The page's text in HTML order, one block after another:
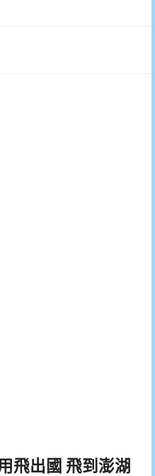
飛出國 飛到澎湖